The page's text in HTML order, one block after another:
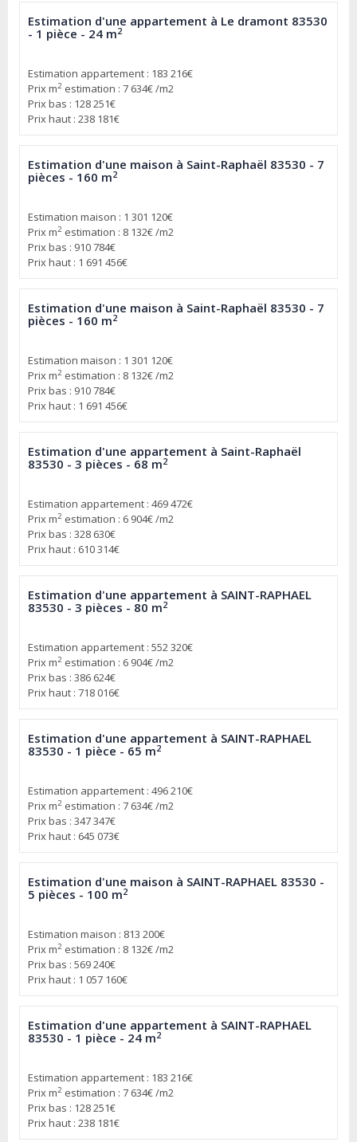
Estimation d'une appartement à Le dramont 83530
- 1 pièce - 24 m2
Estimation appartement : 183 216€
Prix m2 estimation : 7 634€ /m2
Prix bas : 128 251€
Prix haut : 238 181€
Estimation d'une maison à Saint-Raphaël 83530 - 7
pièces - 160 m2
Estimation maison : 1 301 120€
Prix m2 estimation : 8 132€ /m2
Prix bas : 910 784€
Prix haut : 1 691 456€
Estimation d'une maison à Saint-Raphaël 83530 - 7
pièces - 160 m2
Estimation maison : 1 301 120€
Prix m2 estimation : 8 132€ /m2
Prix bas : 910 784€
Prix haut : 1 691 456€
Estimation d'une appartement à Saint-Raphaël
83530 - 3 pièces - 68 m2
Estimation appartement : 469 472€
Prix m2 estimation : 6 904€ /m2
Prix bas : 328 630€
Prix haut : 610 314€
Estimation d'une appartement à SAINT-RAPHAEL
83530 - 3 pièces - 80 m2
Estimation appartement : 552 320€
Prix m2 estimation : 6 904€ /m2
Prix bas : 386 624€
Prix haut : 718 016€
Estimation d'une appartement à SAINT-RAPHAEL
83530 - 1 pièce - 65 m2
Estimation appartement : 496 210€
Prix m2 estimation : 7 634€ /m2
Prix bas : 347 347€
Prix haut : 645 073€
Estimation d'une maison à SAINT-RAPHAEL 83530 -
5 pièces - 100 m2
Estimation maison : 813 200€
Prix m2 estimation : 8 132€ /m2
Prix bas : 569 240€
Prix haut : 1 057 160€
Estimation d'une appartement à SAINT-RAPHAEL
83530 - 1 pièce - 24 m2
Estimation appartement : 183 216€
Prix m2 estimation : 7 634€ /m2
Prix bas : 128 251€
Prix haut : 238 181€